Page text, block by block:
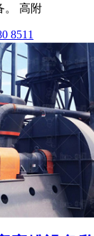
。 高附
8511